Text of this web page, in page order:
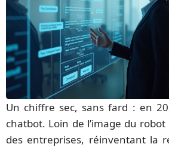
Un chiffre sec, sans fard : en
chatbot. Loin de l’image du
des entreprises, réinventant la